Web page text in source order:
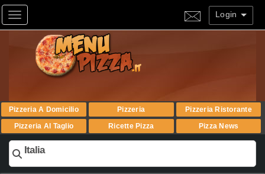
Toggle navigation Login
Pizzeria A Domicilio Pizzeria
Pizzeria Ristorante
Pizzeria Al Taglio
Ricette Pizza Pizza News
Italia